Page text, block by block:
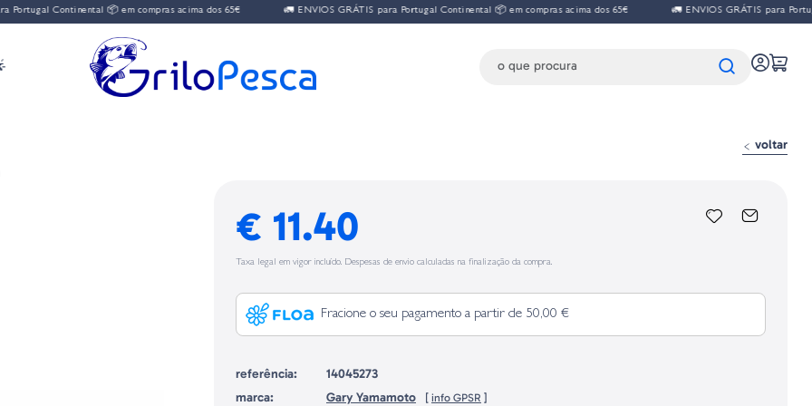
Continental 📦 em compras acima dos 65€ 🚛 ENVIOS GRÁTIS para Portugal Continental 📦 em compras acima dos 65€ 🚛 ENVIOS GRÁTIS para
voltar
€ 11.40
Taxa legal em vigor incluído. Despesas de envio calculadas na finalização da compra.
Fracione o seu pagamento a partir de 50,00 €
referência:
14045273
marca:
Gary Yamamoto [ info GPSR ]